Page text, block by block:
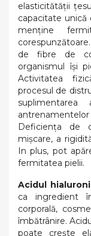
elasticitătății
capacitate unică
menține
de fibre de
organismul își
Activitatea
procesul de
Deficiența de
mișcare, a
In plus, pot
fermitatea pielii.
Acidul
ca ingredient
corporală,
îmbătrânire.
poate crește